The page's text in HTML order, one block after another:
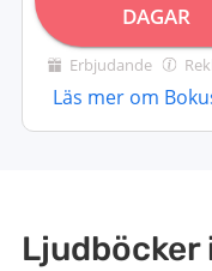
DAGAR
Erbjudande
Läs mer om
Ljudböcker